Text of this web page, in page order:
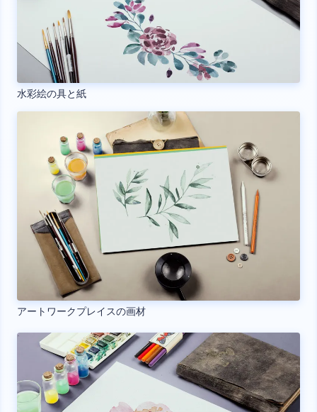
水彩絵の具と紙
アートワークプレイスの画材